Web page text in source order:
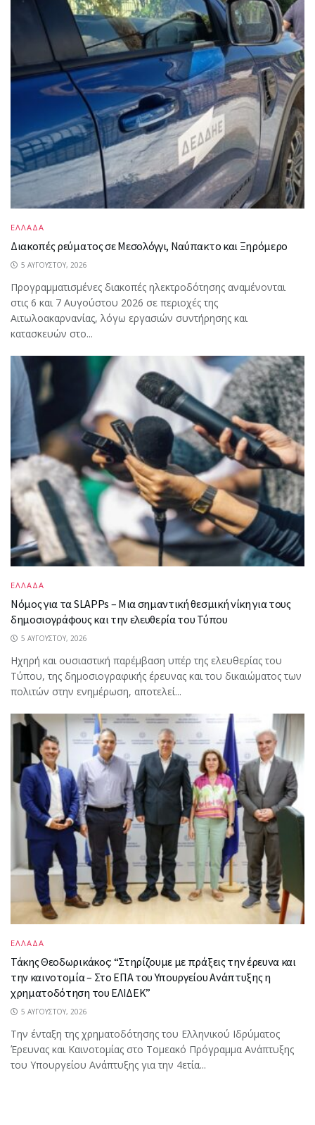
ΕΛΛΑΔΑ
Διακοπές ρεύματος σε Μεσολόγγι, Ναύπακτο και Ξηρόμερο
5 ΑΥΓΟΎΣΤΟΥ, 2026
Προγραμματισμένες διακοπές ηλεκτροδότησης αναμένονται
στις 6 και 7 Αυγούστου 2026 σε περιοχές της
Αιτωλοακαρνανίας, λόγω εργασιών συντήρησης και
κατασκευών στο...
ΕΛΛΑΔΑ
Νόμος για τα SLAPPs – Μια σημαντική θεσμική νίκη για τους
δημοσιογράφους και την ελευθερία του Τύπου
5 ΑΥΓΟΎΣΤΟΥ, 2026
Ηχηρή και ουσιαστική παρέμβαση υπέρ της ελευθερίας του
Τύπου, της δημοσιογραφικής έρευνας και του δικαιώματος των
πολιτών στην ενημέρωση, αποτελεί...
ΕΛΛΑΔΑ
Τάκης Θεοδωρικάκος: “Στηρίζουμε με πράξεις την έρευνα και
την καινοτομία – Στο ΕΠΑ του Υπουργείου Ανάπτυξης η
χρηματοδότηση του ΕΛΙΔΕΚ”
5 ΑΥΓΟΎΣΤΟΥ, 2026
Την ένταξη της χρηματοδότησης του Ελληνικού Ιδρύματος
Έρευνας και Καινοτομίας στο Tομεακό Πρόγραμμα Ανάπτυξης
του Υπουργείου Ανάπτυξης για την 4ετία...